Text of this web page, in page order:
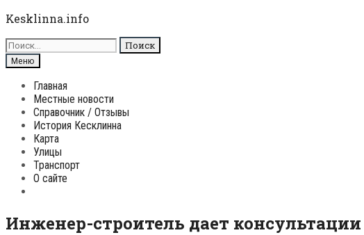
Перейти
содержимому
Kesklinna.info
Поиск
для:
Поиск
Меню
Главная
Местные новости
Справочник / Отзывы
История Кесклинна
Карта
Улицы
Транспорт
О сайте
Инженер-строитель дает